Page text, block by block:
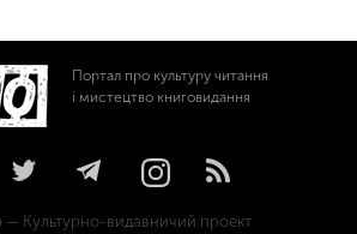
Портал про культуру читання
і мистецтво книговидання
Культурно-видавничий проект